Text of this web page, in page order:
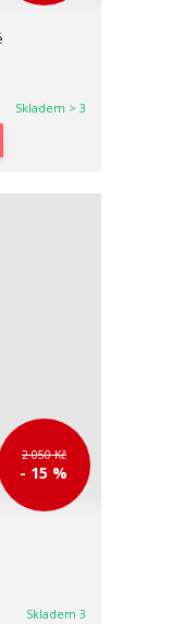
Skladem > 3
2 050 Kč
- 15 %
Skladem 3